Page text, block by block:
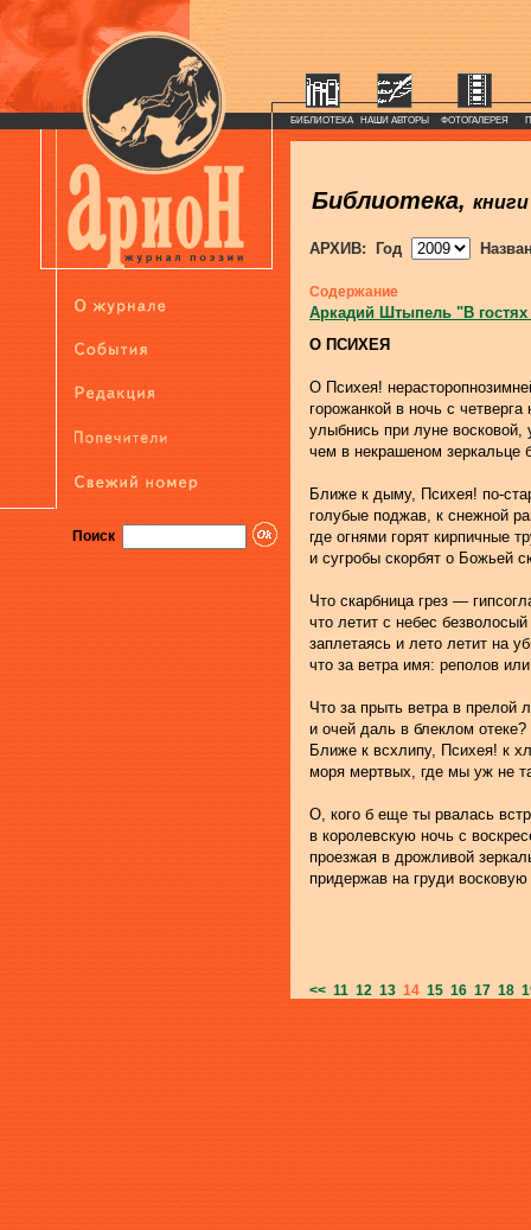
Поиск
БИБЛИОТЕКА НАШИ АВТОРЫ ФОТОГАЛЕРЕЯ
Библиотека, книги
АРХИВ: Год
Содержание
Аркадий Штыпель "В
О ПСИХЕЯ
О Психея!
горожанкой в ночь с четверга
улыбнись при луне восковой,
чем в некрашеном зеркальце
Ближе к дыму, Психея! по-
голубые поджав, к снежной
где огнями горят кирпичные
и сугробы скорбят о Божьей
Что скарбница грез —
что летит с небес
заплетаясь и лето летит на
что за ветра имя: реполов
Что за прыть ветра в прелой
и очей даль в блеклом отеке?
Ближе к всхлипу, Психея! к
моря мертвых, где мы уж не
О, кого б еще ты рвалась
в королевскую ночь с
проезжая в дрожливой
придержав на груди восковую
<< 11 12 13 14 15 16 17 18